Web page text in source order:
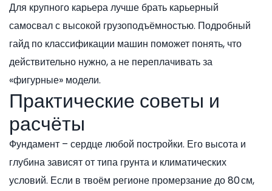
Для крупного карьера лучше брать карьерный
самосвал с высокой грузоподъёмностью. Подробный
гайд по классификации машин поможет понять, что
действительно нужно, а не переплачивать за
«фигурные» модели.
Практические советы и
расчёты
Фундамент – сердце любой постройки. Его высота и
глубина зависят от типа грунта и климатических
условий. Если в твоём регионе промерзание до 80 см,